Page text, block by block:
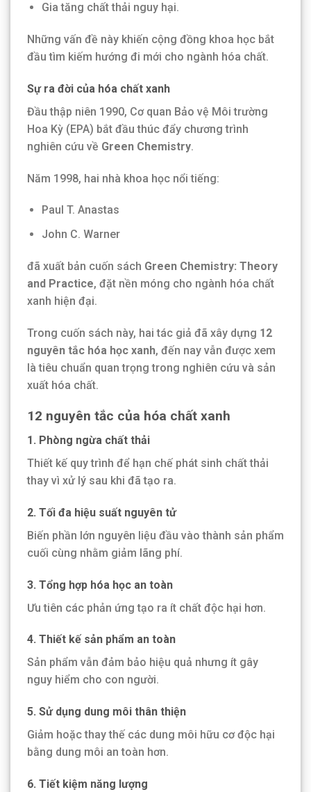
Gia tăng chất thải nguy hại.
Những vấn đề này khiến cộng đồng khoa học bắt
đầu tìm kiếm hướng đi mới cho ngành hóa chất.
Sự ra đời của hóa chất xanh
Đầu thập niên 1990, Cơ quan Bảo vệ Môi trường
Hoa Kỳ (EPA) bắt đầu thúc đẩy chương trình
nghiên cứu về Green Chemistry.
Năm 1998, hai nhà khoa học nổi tiếng:
Paul T. Anastas
John C. Warner
đã xuất bản cuốn sách Green Chemistry: Theory
and Practice, đặt nền móng cho ngành hóa chất
xanh hiện đại.
Trong cuốn sách này, hai tác giả đã xây dựng 12
nguyên tắc hóa học xanh, đến nay vẫn được xem
là tiêu chuẩn quan trọng trong nghiên cứu và sản
xuất hóa chất.
12 nguyên tắc của hóa chất xanh
1. Phòng ngừa chất thải
Thiết kế quy trình để hạn chế phát sinh chất thải
thay vì xử lý sau khi đã tạo ra.
2. Tối đa hiệu suất nguyên tử
Biến phần lớn nguyên liệu đầu vào thành sản phẩm
cuối cùng nhằm giảm lãng phí.
3. Tổng hợp hóa học an toàn
Ưu tiên các phản ứng tạo ra ít chất độc hại hơn.
4. Thiết kế sản phẩm an toàn
Sản phẩm vẫn đảm bảo hiệu quả nhưng ít gây
nguy hiểm cho con người.
5. Sử dụng dung môi thân thiện
Giảm hoặc thay thế các dung môi hữu cơ độc hại
bằng dung môi an toàn hơn.
6. Tiết kiệm năng lượng